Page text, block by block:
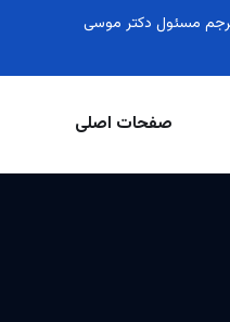
قوه قضائیه: مترجم مسئول دکتر موسی
صفحات اصلی